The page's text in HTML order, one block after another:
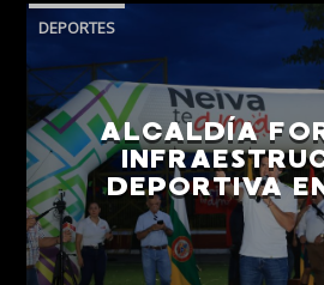
DEPORTES
ALCALDÍA
DEPORTIVA